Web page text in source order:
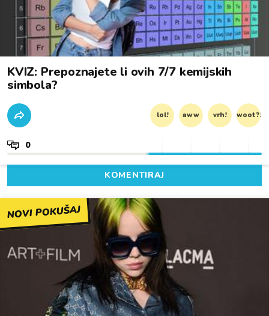
KVIZ: Prepoznajete li ovih 7/7 kemijskih
simbola?
lol! aww vrh! woot?!
0
KOMENTIRAJ
NOVI POKUŠAJ